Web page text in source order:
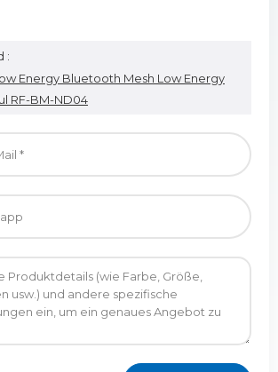
:
Energy Bluetooth Mesh Low Energy
RF-BM-ND04